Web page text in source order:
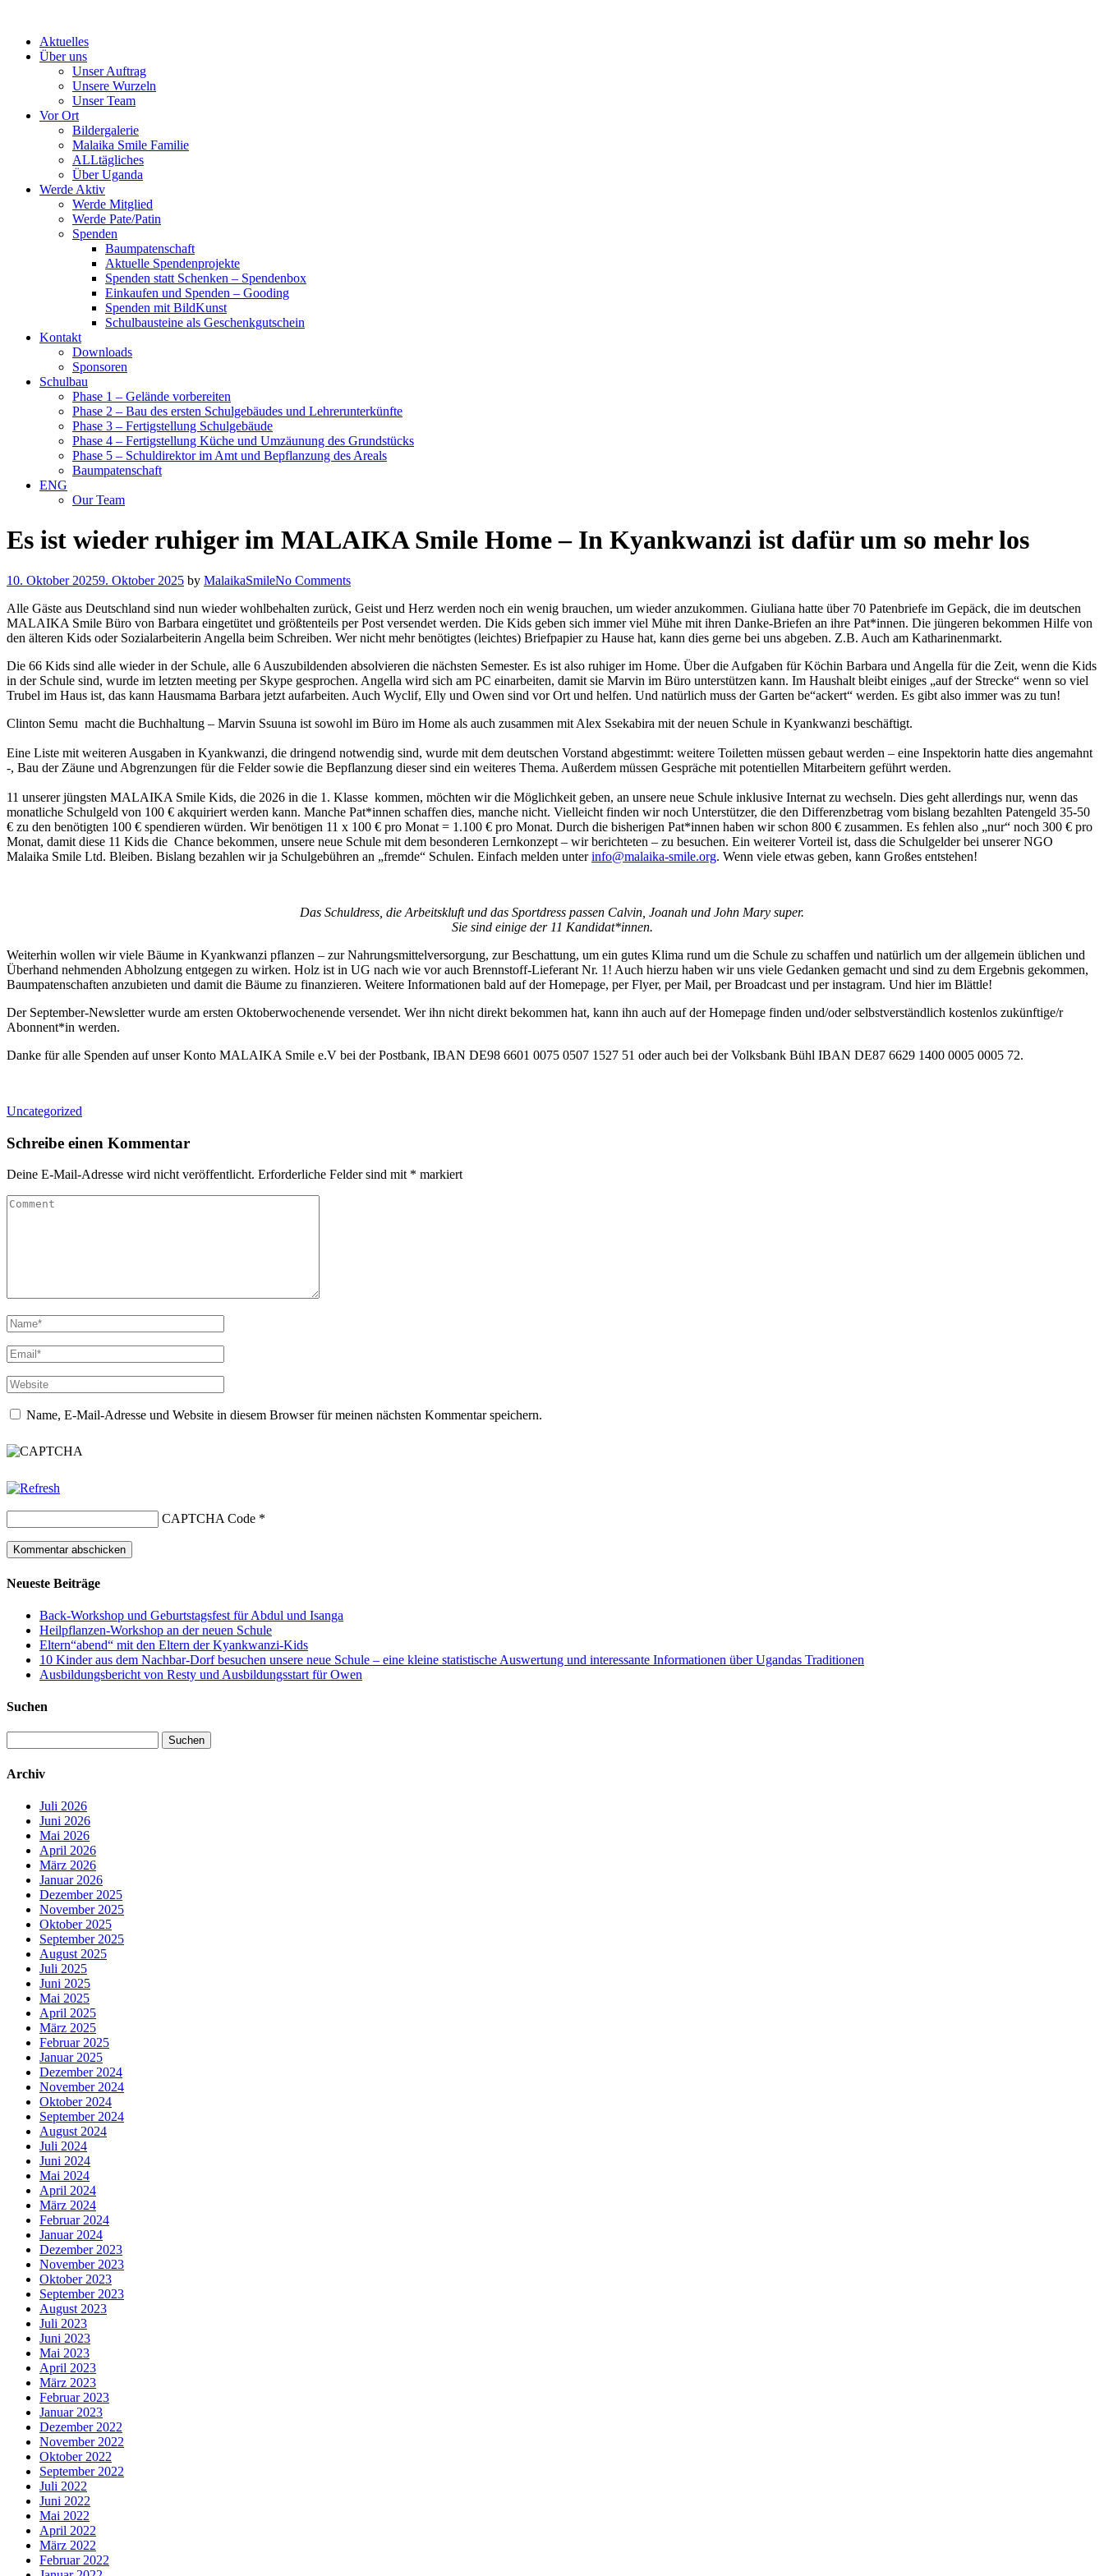
contentAktuelles
Über uns
Unser Auftrag
Unsere Wurzeln
Unser Team
Vor Ort
Bildergalerie
Malaika Smile Familie
ALLtägliches
Über Uganda
Werde Aktiv
Werde Mitglied
Werde Pate/Patin
Spenden
Baumpatenschaft
Aktuelle Spendenprojekte
Spenden statt Schenken – Spendenbox
Einkaufen und Spenden – Gooding
Spenden mit BildKunst
Schulbausteine als Geschenkgutschein
Kontakt
Downloads
Sponsoren
Schulbau
Phase 1 – Gelände vorbereiten
Phase 2 – Bau des ersten Schulgebäudes und Lehrerunterkünfte
Phase 3 – Fertigstellung Schulgebäude
Phase 4 – Fertigstellung Küche und Umzäunung des Grundstücks
Phase 5 – Schuldirektor im Amt und Bepflanzung des Areals
Baumpatenschaft
ENG
Our Team
Es ist wieder ruhiger im MALAIKA Smile Home – In Kyankwanzi ist dafür um so mehr los
10. Oktober 20259. Oktober 2025 by MalaikaSmileNo Comments
Alle Gäste aus Deutschland sind nun wieder wohlbehalten zurück, Geist und Herz werden noch ein wenig brauchen, um wieder anzukommen. Giuliana hatte über 70 Patenbriefe im Gepäck, die im deutschen
MALAIKA Smile Büro von Barbara eingetütet und größtenteils per Post versendet werden. Die Kids geben sich immer viel Mühe mit ihren Danke-Briefen an ihre Pat*innen. Die jüngeren bekommen Hilfe von
den älteren Kids oder Sozialarbeiterin Angella beim Schreiben. Wer nicht mehr benötigtes (leichtes) Briefpapier zu Hause hat, kann dies gerne bei uns abgeben. Z.B. Auch am Katharinenmarkt.
Die 66 Kids sind alle wieder in der Schule, alle 6 Auszubildenden absolvieren die nächsten Semester. Es ist also ruhiger im Home. Über die Aufgaben für Köchin Barbara und Angella für die Zeit, wenn die Kids
in der Schule sind, wurde im letzten meeting per Skype gesprochen. Angella wird sich am PC einarbeiten, damit sie Marvin im Büro unterstützen kann. Im Haushalt bleibt einiges „auf der Strecke“ wenn so viel
Trubel im Haus ist, das kann Hausmama Barbara jetzt aufarbeiten. Auch Wyclif, Elly und Owen sind vor Ort und helfen. Und natürlich muss der Garten be“ackert“ werden. Es gibt also immer was zu tun!
Clinton Semu macht die Buchhaltung – Marvin Ssuuna ist sowohl im Büro im Home als auch zusammen mit Alex Ssekabira mit der neuen Schule in Kyankwanzi beschäftigt.
Eine Liste mit weiteren Ausgaben in Kyankwanzi, die dringend notwendig sind, wurde mit dem deutschen Vorstand abgestimmt: weitere Toiletten müssen gebaut werden – eine Inspektorin hatte dies angemahnt
-, Bau der Zäune und Abgrenzungen für die Felder sowie die Bepflanzung dieser sind ein weiteres Thema. Außerdem müssen Gespräche mit potentiellen Mitarbeitern geführt werden.
11 unserer jüngsten MALAIKA Smile Kids, die 2026 in die 1. Klasse kommen, möchten wir die Möglichkeit geben, an unsere neue Schule inklusive Internat zu wechseln. Dies geht allerdings nur, wenn das
monatliche Schulgeld von 100 € akquiriert werden kann. Manche Pat*innen schaffen dies, manche nicht. Vielleicht finden wir noch Unterstützer, die den Differenzbetrag vom bislang bezahlten Patengeld 35-50
€ zu den benötigten 100 € spendieren würden. Wir benötigen 11 x 100 € pro Monat = 1.100 € pro Monat. Durch die bisherigen Pat*innen haben wir schon 800 € zusammen. Es fehlen also „nur“ noch 300 € pro
Monat, damit diese 11 Kids die Chance bekommen, unsere neue Schule mit dem besonderen Lernkonzept – wir berichteten – zu besuchen. Ein weiterer Vorteil ist, dass die Schulgelder bei unserer NGO
Malaika Smile Ltd. Bleiben. Bislang bezahlen wir ja Schulgebühren an „fremde“ Schulen. Einfach melden unterinfo@malaika-smile.org. Wenn viele etwas geben, kann Großes entstehen!
Das Schuldress, die Arbeitskluft und das Sportdress passen Calvin, Joanah und John Mary super.
Sie sind einige der 11 Kandidat*innen.
Weiterhin wollen wir viele Bäume in Kyankwanzi pflanzen – zur Nahrungsmittelversorgung, zur Beschattung, um ein gutes Klima rund um die Schule zu schaffen und natürlich um der allgemein üblichen und
Überhand nehmenden Abholzung entgegen zu wirken. Holz ist in UG nach wie vor auch Brennstoff-Lieferant Nr. 1! Auch hierzu haben wir uns viele Gedanken gemacht und sind zu dem Ergebnis gekommen,
Baumpatenschaften anzubieten und damit die Bäume zu finanzieren. Weitere Informationen bald auf der Homepage, per Flyer, per Mail, per Broadcast und per instagram. Und hier im Blättle!
Der September-Newsletter wurde am ersten Oktoberwochenende versendet. Wer ihn nicht direkt bekommen hat, kann ihn auch auf der Homepage finden und/oder selbstverständlich kostenlos zukünftige/r
Abonnent*in werden.
Danke für alle Spenden auf unser Konto MALAIKA Smile e.V bei der Postbank, IBAN DE98 6601 0075 0507 1527 51 oder auch bei der Volksbank Bühl IBAN DE87 6629 1400 0005 0005 72.
Uncategorized
Schreibe einen Kommentar
Deine E-Mail-Adresse wird nicht veröffentlicht. Erforderliche Felder sind mit * markiert
Name, E-Mail-Adresse und Website in diesem Browser für meinen nächsten Kommentar speichern.
CAPTCHA Code *
Neueste Beiträge
Back-Workshop und Geburtstagsfest für Abdul und Isanga
Heilpflanzen-Workshop an der neuen Schule
Eltern“abend“ mit den Eltern der Kyankwanzi-Kids
10 Kinder aus dem Nachbar-Dorf besuchen unsere neue Schule – eine kleine statistische Auswertung und interessante Informationen über Ugandas Traditionen
Ausbildungsbericht von Resty und Ausbildungsstart für Owen
Suchen
nach:
Archiv
Juli 2026
Juni 2026
Mai 2026
April 2026
März 2026
Januar 2026
Dezember 2025
November 2025
Oktober 2025
September 2025
August 2025
Juli 2025
Juni 2025
Mai 2025
April 2025
März 2025
Februar 2025
Januar 2025
Dezember 2024
November 2024
Oktober 2024
September 2024
August 2024
Juli 2024
Juni 2024
Mai 2024
April 2024
März 2024
Februar 2024
Januar 2024
Dezember 2023
November 2023
Oktober 2023
September 2023
August 2023
Juli 2023
Juni 2023
Mai 2023
April 2023
März 2023
Februar 2023
Januar 2023
Dezember 2022
November 2022
Oktober 2022
September 2022
Juli 2022
Juni 2022
Mai 2022
April 2022
März 2022
Februar 2022